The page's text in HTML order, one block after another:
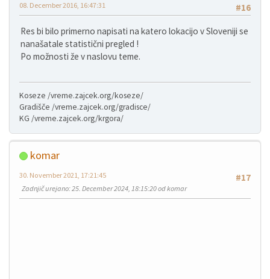
#16
08. December 2016, 16:47:31
Res bi bilo primerno napisati na katero lokacijo v Sloveniji se
nanašatale statistični pregled !
Po možnosti že v naslovu teme.
Koseze /vreme.zajcek.org/koseze/
Gradišče /vreme.zajcek.org/gradisce/
KG /vreme.zajcek.org/krgora/
komar
#17
30. November 2021, 17:21:45
Zadnjič urejano: 25. December 2024, 18:15:20 od komar